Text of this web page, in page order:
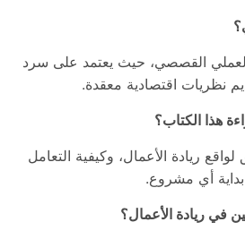
القصصي، حيث يعتمد على سرد
نظريات اقتصادية معقدة.
هذا الكتاب؟
ريادة الأعمال، وكيفية التعامل
أي مشروع.
في ريادة الأعمال؟